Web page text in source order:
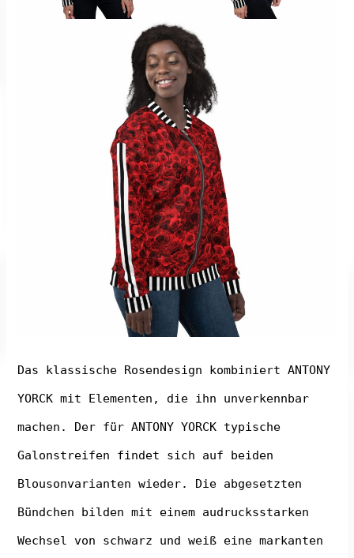
Das klassische Rosendesign kombiniert ANTONY
YORCK mit Elementen, die ihn unverkennbar
machen. Der für ANTONY YORCK typische
Galonstreifen findet sich auf beiden
Blousonvarianten wieder. Die abgesetzten
Bündchen bilden mit einem audrucksstarken
Wechsel von schwarz und weiß eine markanten